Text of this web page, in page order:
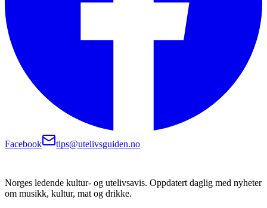
Facebook tips@utelivsguiden.no
Norges ledende kultur- og utelivsavis. Oppdatert daglig med nyheter
om musikk, kultur, mat og drikke.